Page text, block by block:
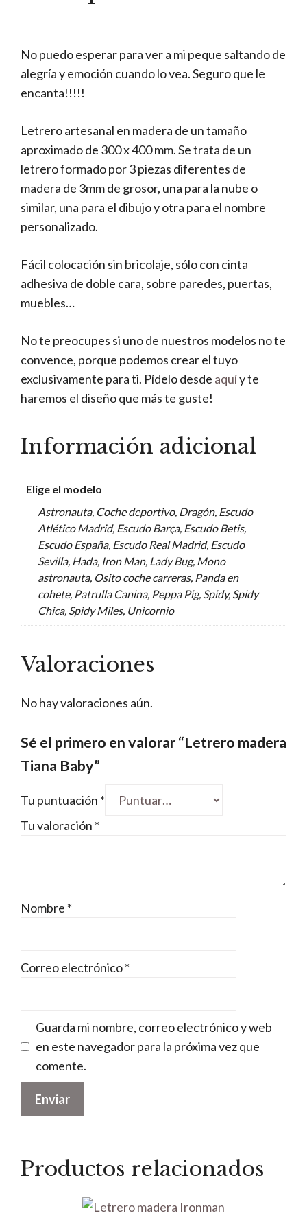
No puedo esperar para ver a mi peque saltando de
alegría y emoción cuando lo vea. Seguro que le
encanta!!!!!
Letrero artesanal en madera de un tamaño
aproximado de 300 x 400 mm. Se trata de un
letrero formado por 3 piezas diferentes de
madera de 3mm de grosor, una para la nube o
similar, una para el dibujo y otra para el nombre
personalizado.
Fácil colocación sin bricolaje, sólo con cinta
adhesiva de doble cara, sobre paredes, puertas,
muebles…
No te preocupes si uno de nuestros modelos no te
convence, porque podemos crear el tuyo
exclusivamente para ti. Pídelo desde aquíy te
haremos el diseño que más te guste!
Información adicional
Elige el modelo
Astronauta, Coche deportivo, Dragón, Escudo
Atlético Madrid, Escudo Barça, Escudo Betis,
Escudo España, Escudo Real Madrid, Escudo
Sevilla, Hada, Iron Man, Lady Bug, Mono
astronauta, Osito coche carreras, Panda en
cohete, Patrulla Canina, Peppa Pig, Spidy, Spidy
Chica, Spidy Miles, Unicornio
Valoraciones
No hay valoraciones aún.
Sé el primero en valorar “Letrero madera
Tiana Baby”
Tu puntuación *
Tu valoración *
Nombre *
Correo electrónico*
Guarda mi nombre, correo electrónico y web
en este navegador para la próxima vez que
comente.
Productos relacionados